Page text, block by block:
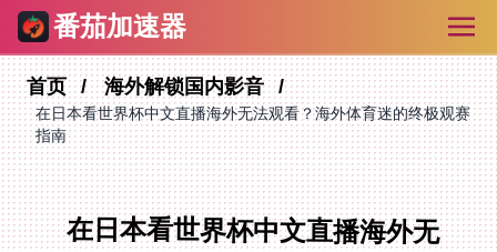
番茄加速器
首页 海外解锁国内影音
在日本看世界杯中文直播海外无法观看？海外体育迷的终极观赛
指南
在日本看世界杯中文直播海外无
法观看？海外体育迷的终极观赛